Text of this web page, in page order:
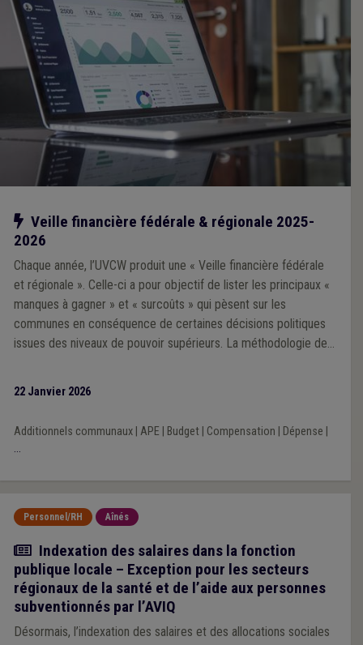
Notre action
Veille financière fédérale & régionale 2025-
2026
Chaque année, l’UVCW produit une « Veille financière fédérale
et régionale ». Celle-ci a pour objectif de lister les principaux «
manques à gagner » et « surcoûts » qui pèsent sur les
communes en conséquence de certaines décisions politiques
issues des niveaux de pouvoir supérieurs. La méthodologie de
22 Janvier 2026
Additionnels communaux| APE Budget| Compensation Dépense
...
Personnel/RH Aînés
Actualité
Indexation des salaires dans la fonction
publique locale – Exception pour les secteurs
régionaux de la santé et de l’aide aux personnes
subventionnés par l’AVIQ
Désormais, l’indexation des salaires et des allocations sociales